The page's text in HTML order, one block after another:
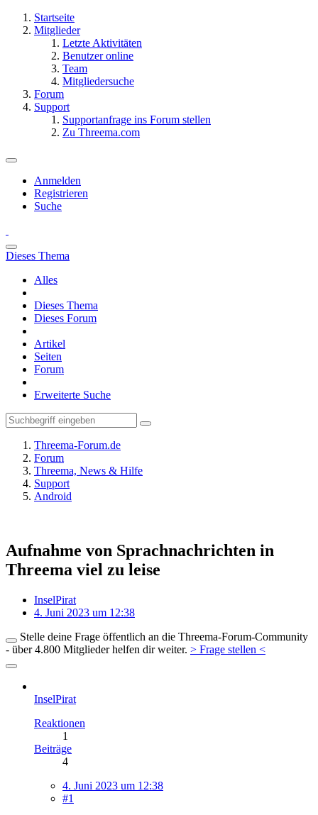
Startseite
Mitglieder
Letzte Aktivitäten
Benutzer online
Team
Mitgliedersuche
Forum
Support
Supportanfrage ins Forum stellen
Zu Threema.com
Anmelden
Registrieren
Suche
Dieses Thema
Alles
Dieses Thema
Dieses Forum
Artikel
Seiten
Forum
Erweiterte Suche
Threema-Forum.de
Forum
Threema, News & Hilfe
Support
Android
Aufnahme von Sprachnachrichten in
Threema viel zu leise
InselPirat
4. Juni 2023 um 12:38
Stelle deine Frage öffentlich an die Threema-Forum-Community
- über 4.800 Mitglieder helfen dir weiter. > Frage stellen <
InselPirat
Reaktionen
1
Beiträge
4
4. Juni 2023 um 12:38
#1